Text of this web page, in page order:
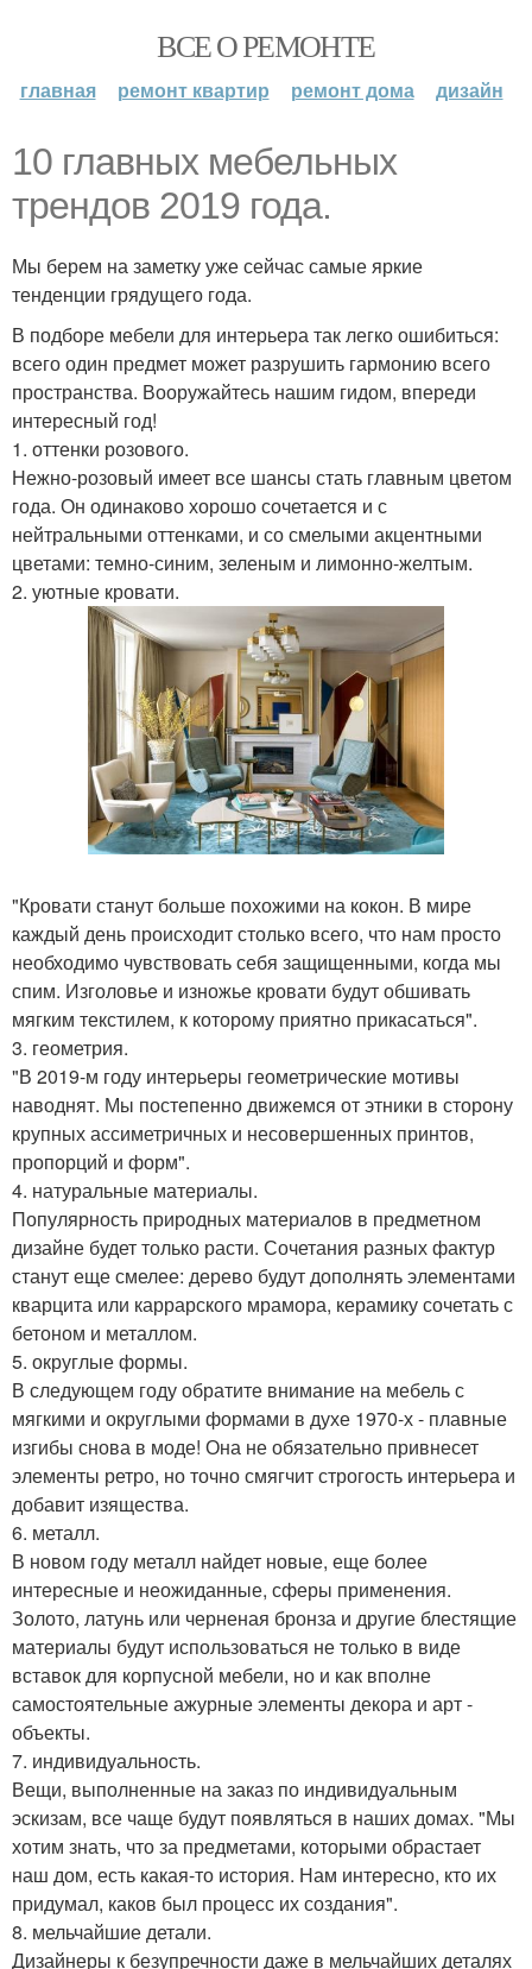
ВСЕ О РЕМОНТЕ
главная ремонт квартир ремонт дома дизайн
10 главных мебельных
трендов 2019 года.
Мы берем на заметку уже сейчас самые яркие
тенденции грядущего года.
В подборе мебели для интерьера так легко ошибиться:
всего один предмет может разрушить гармонию всего
пространства. Вооружайтесь нашим гидом, впереди
интересный год!
1. оттенки розового.
Нежно-розовый имеет все шансы стать главным цветом
года. Он одинаково хорошо сочетается и с
нейтральными оттенками, и со смелыми акцентными
цветами: темно-синим, зеленым и лимонно-желтым.
2. уютные кровати.
"Кровати станут больше похожими на кокон. В мире
каждый день происходит столько всего, что нам просто
необходимо чувствовать себя защищенными, когда мы
спим. Изголовье и изножье кровати будут обшивать
мягким текстилем, к которому приятно прикасаться".
3. геометрия.
"В 2019-м году интерьеры геометрические мотивы
наводнят. Мы постепенно движемся от этники в сторону
крупных ассиметричных и несовершенных принтов,
пропорций и форм".
4. натуральные материалы.
Популярность природных материалов в предметном
дизайне будет только расти. Сочетания разных фактур
станут еще смелее: дерево будут дополнять элементами
кварцита или каррарского мрамора, керамику сочетать с
бетоном и металлом.
5. округлые формы.
В следующем году обратите внимание на мебель с
мягкими и округлыми формами в духе 1970-х - плавные
изгибы снова в моде! Она не обязательно привнесет
элементы ретро, но точно смягчит строгость интерьера и
добавит изящества.
6. металл.
В новом году металл найдет новые, еще более
интересные и неожиданные, сферы применения.
Золото, латунь или черненая бронза и другие блестящие
материалы будут использоваться не только в виде
вставок для корпусной мебели, но и как вполне
самостоятельные ажурные элементы декора и арт -
объекты.
7. индивидуальность.
Вещи, выполненные на заказ по индивидуальным
эскизам, все чаще будут появляться в наших домах. "Мы
хотим знать, что за предметами, которыми обрастает
наш дом, есть какая-то история. Нам интересно, кто их
придумал, каков был процесс их создания".
8. мельчайшие детали.
Дизайнеры к безупречности даже в мельчайших деталях